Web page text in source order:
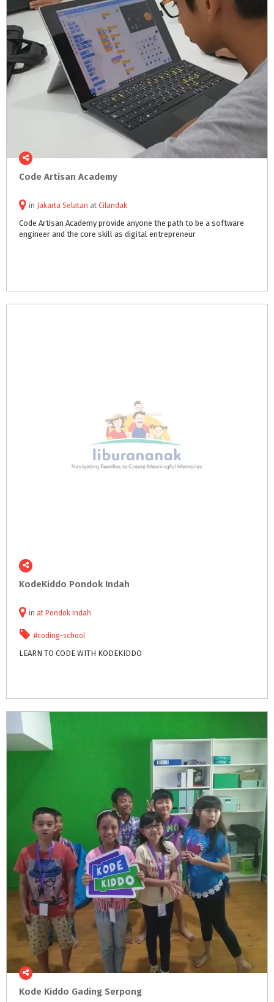
Code Artisan Academy
in Jakarta Selatan at Cilandak
Code Artisan Academy provide anyone the path to be a software
engineer and the core skill as digital entrepreneur
KodeKiddo Pondok Indah
in at Pondok Indah
#coding-school
LEARN TO CODE WITH KODEKIDDO
Kode Kiddo Gading Serpong